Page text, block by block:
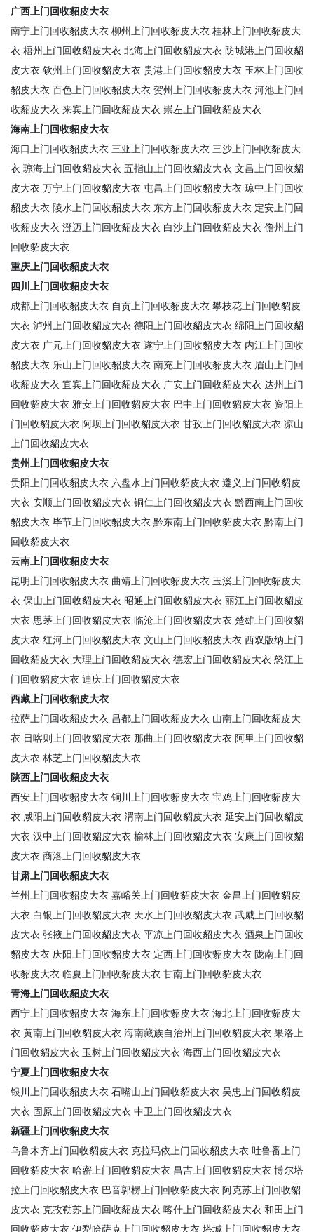
广西上门回收貂皮大衣
南宁上门回收貂皮大衣 柳州上门回收貂皮大衣 桂林上门回收貂皮大
衣 梧州上门回收貂皮大衣 北海上门回收貂皮大衣 防城港上门回收貂
皮大衣 钦州上门回收貂皮大衣 贵港上门回收貂皮大衣 玉林上门回收
貂皮大衣 百色上门回收貂皮大衣 贺州上门回收貂皮大衣 河池上门回
收貂皮大衣 来宾上门回收貂皮大衣 崇左上门回收貂皮大衣
海南上门回收貂皮大衣
海口上门回收貂皮大衣 三亚上门回收貂皮大衣 三沙上门回收貂皮大
衣 琼海上门回收貂皮大衣 五指山上门回收貂皮大衣 文昌上门回收貂
皮大衣 万宁上门回收貂皮大衣 屯昌上门回收貂皮大衣 琼中上门回收
貂皮大衣 陵水上门回收貂皮大衣 东方上门回收貂皮大衣 定安上门回
收貂皮大衣 澄迈上门回收貂皮大衣 白沙上门回收貂皮大衣 儋州上门
回收貂皮大衣
重庆上门回收貂皮大衣
四川上门回收貂皮大衣
成都上门回收貂皮大衣 自贡上门回收貂皮大衣 攀枝花上门回收貂皮
大衣 泸州上门回收貂皮大衣 德阳上门回收貂皮大衣 绵阳上门回收貂
皮大衣 广元上门回收貂皮大衣 遂宁上门回收貂皮大衣 内江上门回收
貂皮大衣 乐山上门回收貂皮大衣 南充上门回收貂皮大衣 眉山上门回
收貂皮大衣 宜宾上门回收貂皮大衣 广安上门回收貂皮大衣 达州上门
回收貂皮大衣 雅安上门回收貂皮大衣 巴中上门回收貂皮大衣 资阳上
门回收貂皮大衣 阿坝上门回收貂皮大衣 甘孜上门回收貂皮大衣 凉山
上门回收貂皮大衣
贵州上门回收貂皮大衣
贵阳上门回收貂皮大衣 六盘水上门回收貂皮大衣 遵义上门回收貂皮
大衣 安顺上门回收貂皮大衣 铜仁上门回收貂皮大衣 黔西南上门回收
貂皮大衣 毕节上门回收貂皮大衣 黔东南上门回收貂皮大衣 黔南上门
回收貂皮大衣
云南上门回收貂皮大衣
昆明上门回收貂皮大衣 曲靖上门回收貂皮大衣 玉溪上门回收貂皮大
衣 保山上门回收貂皮大衣 昭通上门回收貂皮大衣 丽江上门回收貂皮
大衣 思茅上门回收貂皮大衣 临沧上门回收貂皮大衣 楚雄上门回收貂
皮大衣 红河上门回收貂皮大衣 文山上门回收貂皮大衣 西双版纳上门
回收貂皮大衣 大理上门回收貂皮大衣 德宏上门回收貂皮大衣 怒江上
门回收貂皮大衣 迪庆上门回收貂皮大衣
西藏上门回收貂皮大衣
拉萨上门回收貂皮大衣 昌都上门回收貂皮大衣 山南上门回收貂皮大
衣 日喀则上门回收貂皮大衣 那曲上门回收貂皮大衣 阿里上门回收貂
皮大衣 林芝上门回收貂皮大衣
陕西上门回收貂皮大衣
西安上门回收貂皮大衣 铜川上门回收貂皮大衣 宝鸡上门回收貂皮大
衣 咸阳上门回收貂皮大衣 渭南上门回收貂皮大衣 延安上门回收貂皮
大衣 汉中上门回收貂皮大衣 榆林上门回收貂皮大衣 安康上门回收貂
皮大衣 商洛上门回收貂皮大衣
甘肃上门回收貂皮大衣
兰州上门回收貂皮大衣 嘉峪关上门回收貂皮大衣 金昌上门回收貂皮
大衣 白银上门回收貂皮大衣 天水上门回收貂皮大衣 武威上门回收貂
皮大衣 张掖上门回收貂皮大衣 平凉上门回收貂皮大衣 酒泉上门回收
貂皮大衣 庆阳上门回收貂皮大衣 定西上门回收貂皮大衣 陇南上门回
收貂皮大衣 临夏上门回收貂皮大衣 甘南上门回收貂皮大衣
青海上门回收貂皮大衣
西宁上门回收貂皮大衣 海东上门回收貂皮大衣 海北上门回收貂皮大
衣 黄南上门回收貂皮大衣 海南藏族自治州上门回收貂皮大衣 果洛上
门回收貂皮大衣 玉树上门回收貂皮大衣 海西上门回收貂皮大衣
宁夏上门回收貂皮大衣
银川上门回收貂皮大衣 石嘴山上门回收貂皮大衣 吴忠上门回收貂皮
大衣 固原上门回收貂皮大衣 中卫上门回收貂皮大衣
新疆上门回收貂皮大衣
乌鲁木齐上门回收貂皮大衣 克拉玛依上门回收貂皮大衣 吐鲁番上门
回收貂皮大衣 哈密上门回收貂皮大衣 昌吉上门回收貂皮大衣 博尔塔
拉上门回收貂皮大衣 巴音郭楞上门回收貂皮大衣 阿克苏上门回收貂
皮大衣 克孜勒苏上门回收貂皮大衣 喀什上门回收貂皮大衣 和田上门
回收貂皮大衣 伊犁哈萨克上门回收貂皮大衣 塔城上门回收貂皮大衣